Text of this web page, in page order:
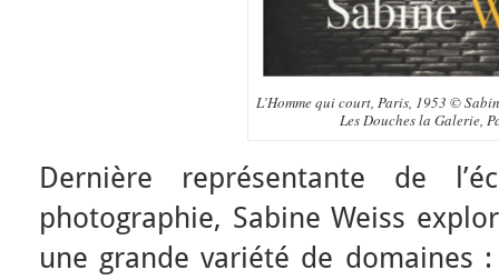
L’Homme qui court, Paris, 1953 ©
Les Douches la Galerie,
Dernière représentante de
photographie, Sabine Weiss
une grande variété de domaines